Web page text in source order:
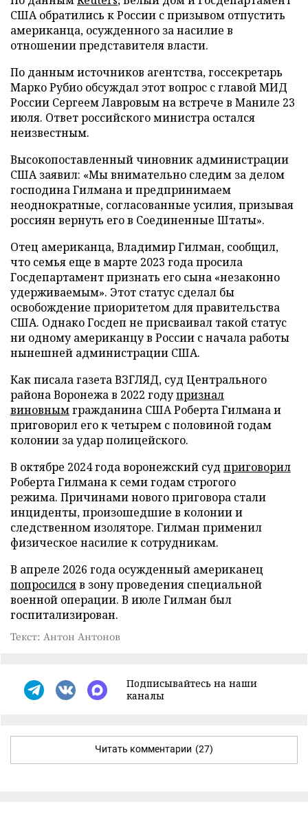
США обратились к России с призывом отпустить
американца, осужденного за насилие в
отношении представителя власти.
По данным источников агентства, госсекретарь
Марко Рубио обсуждал этот вопрос с главой МИД
России Сергеем Лавровым на встрече в Маниле 23
июля. Ответ российского министра остался
неизвестным.
Высокопоставленный чиновник администрации
США заявил: «Мы внимательно следим за делом
господина Гилмана и предпринимаем
неоднократные, согласованные усилия, призывая
россиян вернуть его в Соединенные Штаты».
Отец американца, Владимир Гилман, сообщил,
что семья еще в марте 2023 года просила
Госдепартамент признать его сына «незаконно
удерживаемым». Этот статус сделал бы
освобождение приоритетом для правительства
США. Однако Госдеп не присваивал такой статус
ни одному американцу в России с начала работы
нынешней администрации США.
Как писала газета ВЗГЛЯД, суд Центрального
района Воронежа в 2022 годупризнал
виновнымгражданина США Роберта Гилмана и
приговорил его к четырем с половиной годам
колонии за удар полицейского.
В октябре 2024 года воронежский суд приговорил
Роберта Гилмана к семи годам строгого
режима. Причинами нового приговора стали
инциденты, произошедшие в колонии и
следственном изоляторе. Гилман применил
физическое насилие к сотрудникам.
В апреле 2026 года осужденный американец
попросилсяв зону проведения специальной
военной операции. В июле Гилман был
госпитализирован.
Текст: Антон Антонов
Подписывайтесь на наши
каналы
Читать комментарии (27)